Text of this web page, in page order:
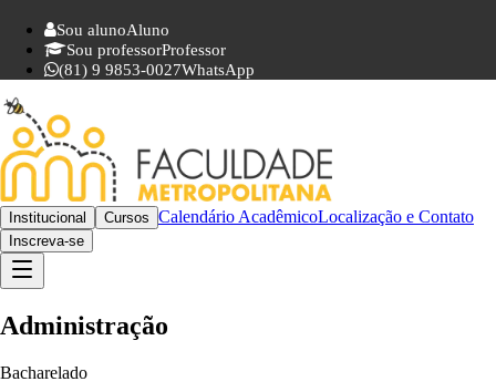
Sou alunoAluno
Sou professorProfessor
(81) 9 9853-0027WhatsApp
Institucional Cursos Calendário AcadêmicoLocalização e Contato
Inscreva-se
Administração
Bacharelado